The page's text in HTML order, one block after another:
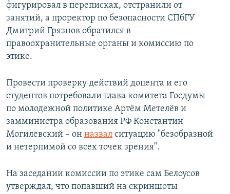
фигурировал в переписках, отстранили от
занятий, а проректор по безопасности СПбГУ
Дмитрий Грязнов обратился в
правоохранительные органы и комиссию по
этике.
Провести проверку действий доцента и его
студентов потребовали глава комитета Госдумы
по молодежной политике Артём Метелёв и
замминистра образования РФ Константин
Могилевский – он назвал ситуацию "безобразной
и нетерпимой со всех точек зрения".
На заседании комиссии по этике сам Белоусов
утверждал, что попавший на скриншоты